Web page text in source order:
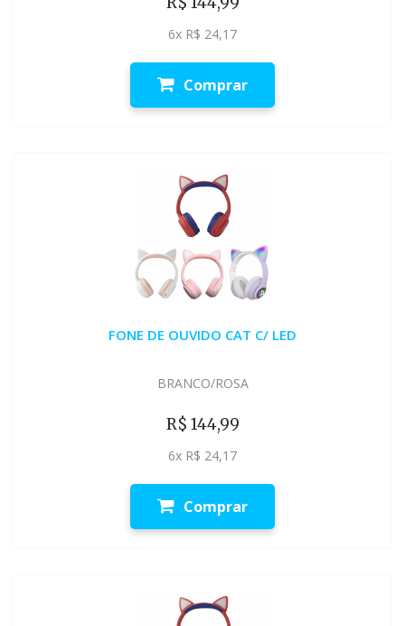
6x R$ 24,17
Comprar
FONE DE OUVIDO CAT C/ LED
BRANCO/ROSA
R$ 144,99
6x R$ 24,17
Comprar